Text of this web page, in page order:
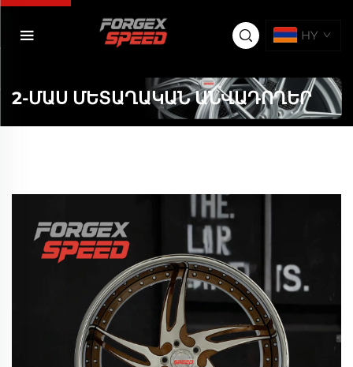
HY
2-ՄԱՍ ՄԵՏԱՂԱԿԱՆ ԱՆՎԱԴՈՂԵՐ